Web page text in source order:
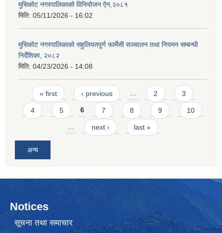
मुसिकोट नगरपालिकाको विनियोजन ऐन,२०८१
मिति: 05/11/2026 - 16:02
मुसिकोट नगरपालिकाको सहुलियतपूर्ण फार्मेसी सञ्चालन तथा नियमन सम्बन्धी
निर्देशिका, २०८२
मिति: 04/23/2026 - 14:08
Pages
« first ‹ previous … 2 3
4 5 6 7 8 9 10
… next › last »
अन्य
Notices
सूचना तथा समाचार